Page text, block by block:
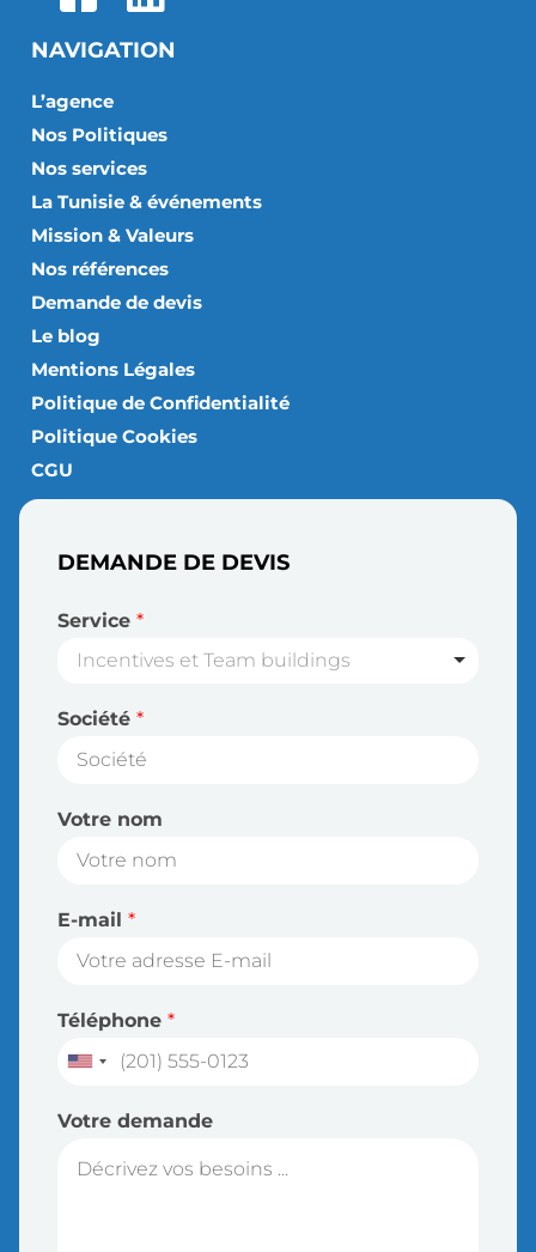
NAVIGATION
L’agence
Nos Politiques
Nos services
La Tunisie & événements
Mission & Valeurs
Nos références
Demande de devis
Le blog
Mentions Légales
Politique de Confidentialité
Politique Cookies
CGU
DEMANDE DE DEVIS
Service *
Incentives et Team buildings
Société *
Votre nom
E-mail *
Téléphone *
Votre demande